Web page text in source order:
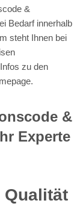
&
Bedarf innerhalb
steht Ihnen bei
zu den
&
Experte
Qualität